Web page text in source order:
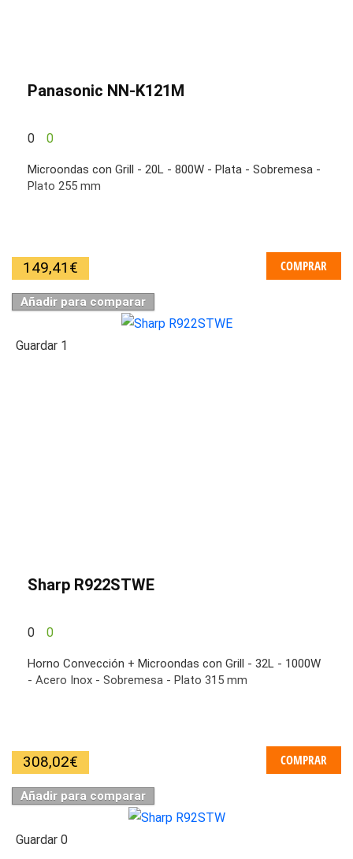
Panasonic NN-K121M
0 0
Microondas con Grill - 20L - 800W - Plata - Sobremesa -
Plato 255 mm
149,41 € COMPRAR
Añadir para comparar
Guardar 1
Sharp R922STWE
0 0
Horno Convección + Microondas con Grill - 32L - 1000W
- Acero Inox - Sobremesa - Plato 315 mm
308,02€ COMPRAR
Añadir para comparar
Guardar 0